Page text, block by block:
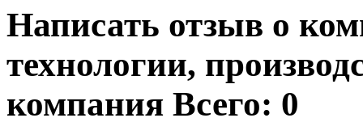
Написать отзыв о
технологии,
компания Всего: 0